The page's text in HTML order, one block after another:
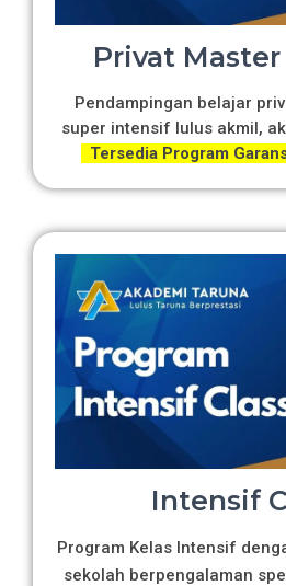
Privat
Pendampingan belajar
super intensif lulus akmil,
Tersedia Program
Intensif
Program Kelas Intensif
sekolah berpengalaman